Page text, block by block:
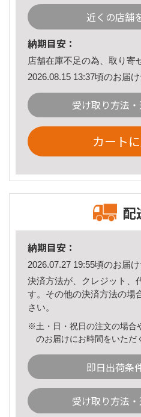
近くの店舗
納期目安：
店舗在庫不足の為、取り寄
2026.08.15 13:37頃のお届け
受け取り方法
カート
配
納期目安：
2026.07.27 19:55頃のお届け
決済方法が、クレジット、
す。その他の決済方法の場
さい。
※土・日・祝日の注文の場合
のお届けにお時間をいただ
即日出荷条
受け取り方法